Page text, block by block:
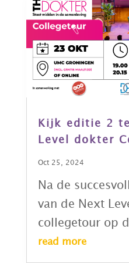
Kijk editie 2
Level dokter
Oct 25, 2024
Na de
van de Next
collegetour op
read more